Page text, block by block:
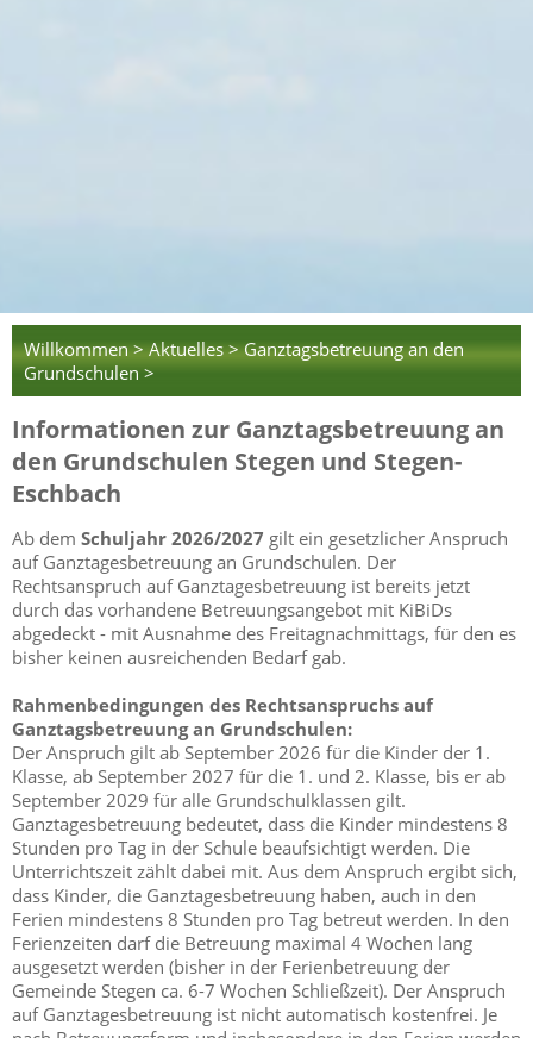
Willkommen > Aktuelles > Ganztagsbetreuung an den
Grundschulen >
Informationen zur Ganztagsbetreuung an
den Grundschulen Stegen und Stegen-
Eschbach
Ab dem Schuljahr 2026/2027 gilt ein gesetzlicher Anspruch
auf Ganztagesbetreuung an Grundschulen. Der
Rechtsanspruch auf Ganztagesbetreuung ist bereits jetzt
durch das vorhandene Betreuungsangebot mit KiBiDs
abgedeckt - mit Ausnahme des Freitagnachmittags, für den es
bisher keinen ausreichenden Bedarf gab.
Rahmenbedingungen des Rechtsanspruchs auf
Ganztagsbetreuung an Grundschulen:
Der Anspruch gilt ab September 2026 für die Kinder der 1.
Klasse, ab September 2027 für die 1. und 2. Klasse, bis er ab
September 2029 für alle Grundschulklassen gilt.
Ganztagesbetreuung bedeutet, dass die Kinder mindestens 8
Stunden pro Tag in der Schule beaufsichtigt werden. Die
Unterrichtszeit zählt dabei mit. Aus dem Anspruch ergibt sich,
dass Kinder, die Ganztagesbetreuung haben, auch in den
Ferien mindestens 8 Stunden pro Tag betreut werden. In den
Ferienzeiten darf die Betreuung maximal 4 Wochen lang
ausgesetzt werden (bisher in der Ferienbetreuung der
Gemeinde Stegen ca. 6-7 Wochen Schließzeit). Der Anspruch
auf Ganztagesbetreuung ist nicht automatisch kostenfrei. Je